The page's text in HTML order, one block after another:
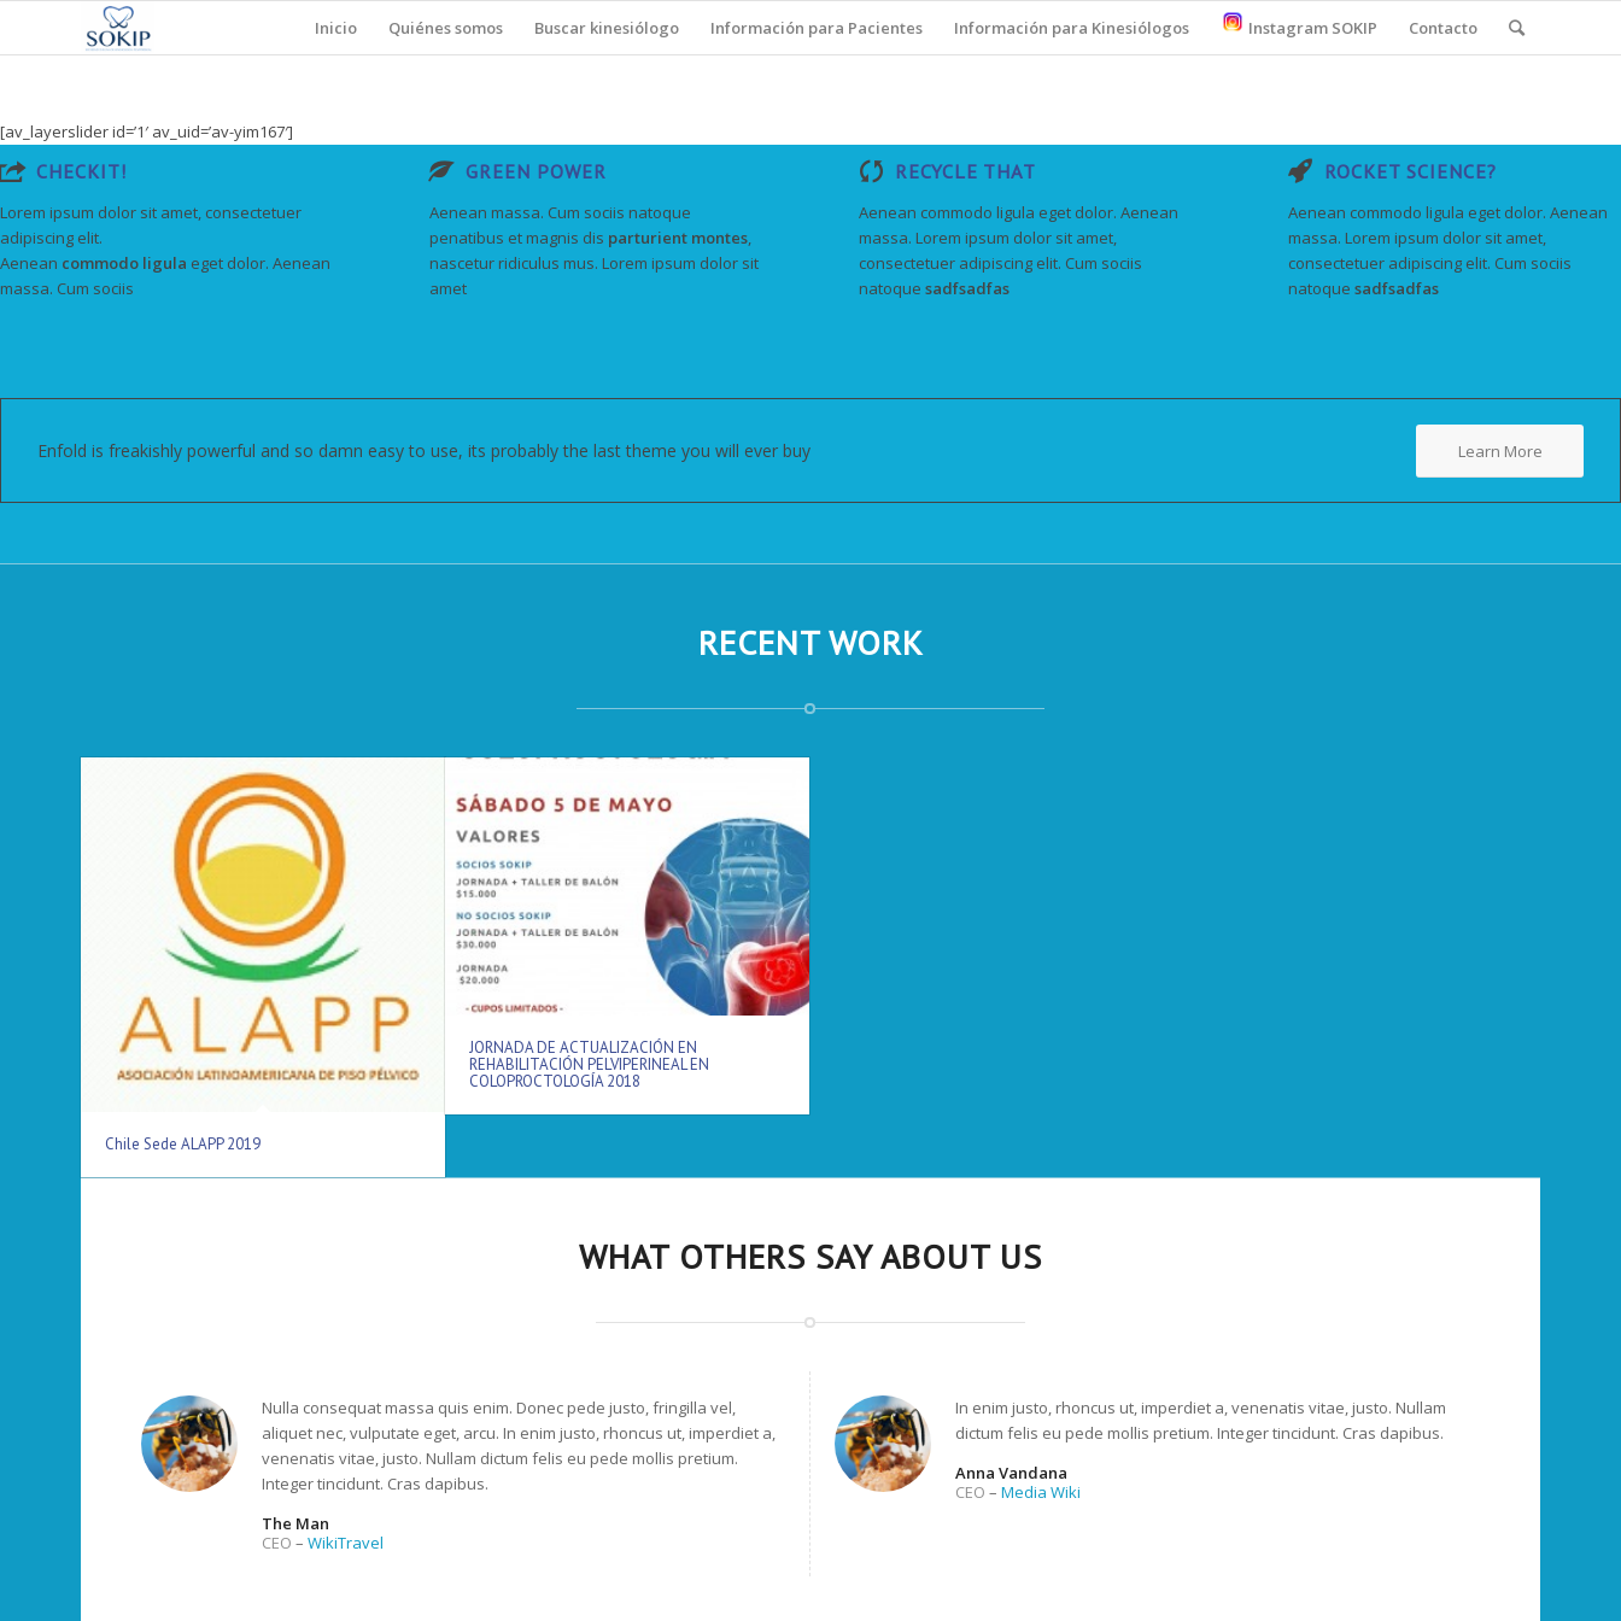
Inicio Quiénes somos Buscar kinesiólogo Información para Pacientes Información para Kinesiólogos Instagram SOKIP Contacto
[av_layerslider id=’1′ av_uid=’av-yim167′]
CHECKIT!
Lorem ipsum dolor sit amet, consectetuer
adipiscing elit.
Aenean commodo ligula eget dolor. Aenean
massa. Cum sociis
GREEN POWER
Aenean massa. Cum sociis natoque
penatibus et magnis dis parturient montes,
nascetur ridiculus mus. Lorem ipsum dolor sit
amet
RECYCLE THAT
Aenean commodo ligula eget dolor. Aenean
massa. Lorem ipsum dolor sit amet,
consectetuer adipiscing elit. Cum sociis
natoquesadfsadfas
ROCKET SCIENCE?
Aenean commodo ligula eget dolor. Aenean
massa. Lorem ipsum dolor sit amet,
consectetuer adipiscing elit. Cum sociis
natoquesadfsadfas
Enfold is freakishly powerful and so damn easy to use, its probably the last theme you will ever buy Learn More
RECENT WORK
Chile Sede ALAPP 2019
JORNADA DE ACTUALIZACIÓN EN
REHABILITACIÓN PELVIPERINEAL EN
COLOPROCTOLOGÍA 2018
WHAT OTHERS SAY ABOUT US
Nulla consequat massa quis enim. Donec pede justo, fringilla vel,
aliquet nec, vulputate eget, arcu. In enim justo, rhoncus ut, imperdiet a,
venenatis vitae, justo. Nullam dictum felis eu pede mollis pretium.
Integer tincidunt. Cras dapibus.
The Man
CEO – WikiTravel
In enim justo, rhoncus ut, imperdiet a, venenatis vitae, justo. Nullam
dictum felis eu pede mollis pretium. Integer tincidunt. Cras dapibus.
Anna Vandana
CEO – Media Wiki